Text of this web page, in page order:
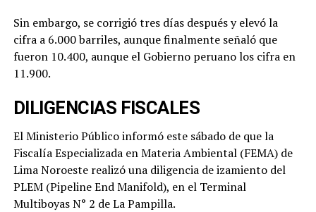
Sin embargo, se corrigió tres días después y elevó la
cifra a 6.000 barriles, aunque finalmente señaló que
fueron 10.400, aunque el Gobierno peruano los cifra en
11.900.
DILIGENCIAS FISCALES
El Ministerio Público informó este sábado de que la
Fiscalía Especializada en Materia Ambiental (FEMA) de
Lima Noroeste realizó una diligencia de izamiento del
PLEM (Pipeline End Manifold), en el Terminal
Multiboyas N° 2 de La Pampilla.